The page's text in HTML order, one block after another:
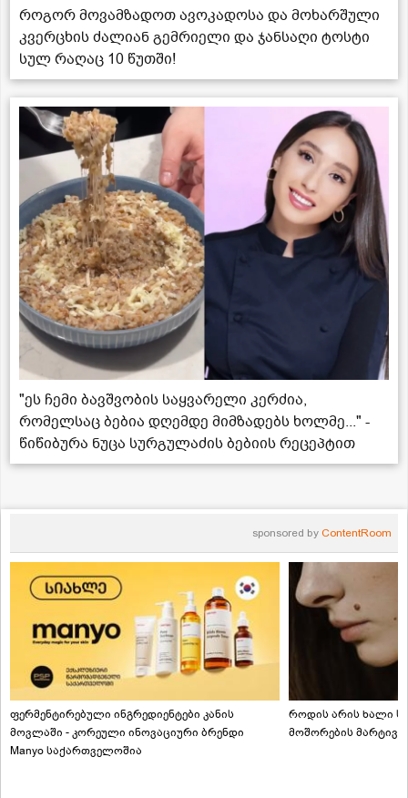
როგორ მოვამზადოთ ავოკადოსა და მოხარშული
კვერცხის ძალიან გემრიელი და ჯანსაღი ტოსტი
სულ რაღაც 10 წუთში!
"ეს ჩემი ბავშვობის საყვარელი კერძია,
რომელსაც ბებია დღემდე მიმზადებს ხოლმე..." -
წიწიბურა ნუცა სურგულაძის ბებიის რეცეპტით
sponsored by ContentRoom
ფერმენტირებული ინგრედიენტები კანის
მოვლაში - კორეული ინოვაციური ბრენდი
Manyo საქართველოშია
როდის არის ხალი
მოშორების